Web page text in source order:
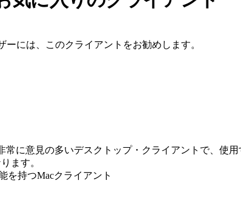
ーには、このクライアントをお勧めします。
常に意見の多いデスクトップ・クライアントで、使
ます。
を持つMacクライアント